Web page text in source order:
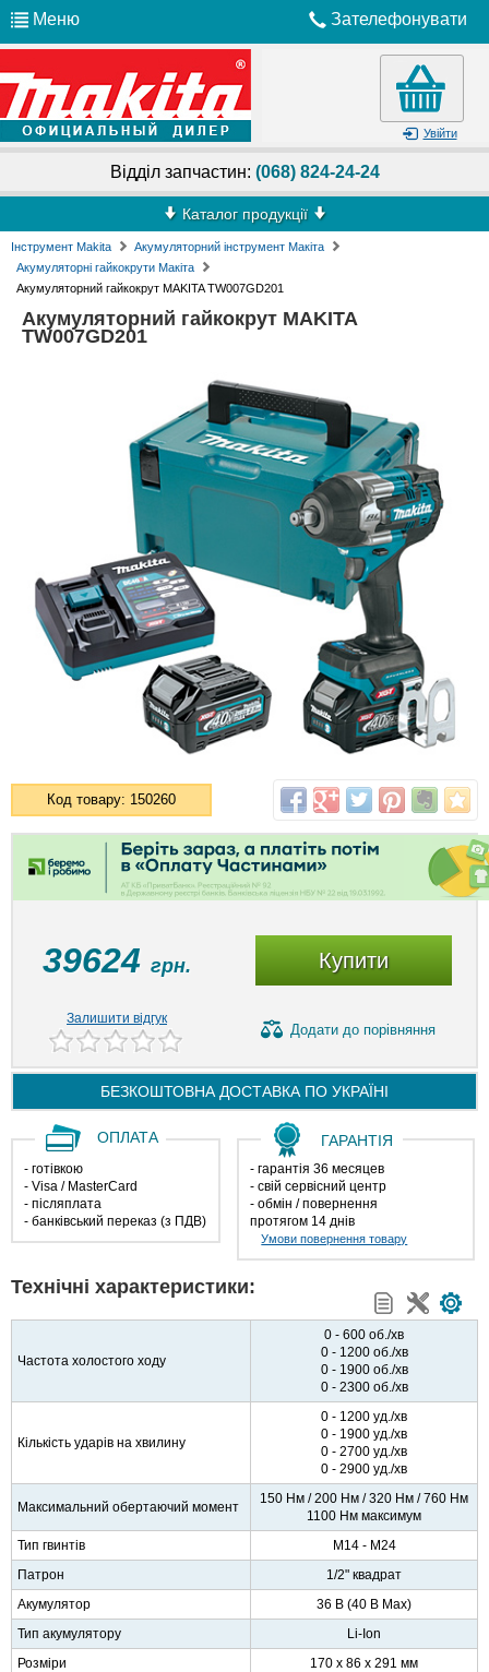
Меню Зателефонувати
Увійти
Відділ запчастин: (068) 824-24-24
Каталог продукції
Інструмент Makita
Акумуляторний інструмент Макіта
Акумуляторні гайкокрути Макіта
Акумуляторний гайкокрут MAKITA TW007GD201
Акумуляторний гайкокрут MAKITA
TW007GD201
Код товару: 150260
39624 грн. Купити
Залишити відгук
Додати до порівняння
БЕЗКОШТОВНА ДОСТАВКА ПО УКРАЇНІ
ОПЛАТА
- готівкою
- Visa / MasterCard
- післяплата
- банківський переказ (з ПДВ)
ГАРАНТІЯ
- гарантія 36 месяцев
- свій сервісний центр
- обмін / повернення
протягом 14 днів
Умови повернення товару
Технічні характеристики:
Частота холостого ходу
0 - 600 об./хв
0 - 1200 об./хв
0 - 1900 об./хв
0 - 2300 об./хв
Кількість ударів на хвилину
0 - 1200 уд./хв
0 - 1900 уд./хв
0 - 2700 уд./хв
0 - 2900 уд./хв
Максимальний обертаючий момент
150 Нм / 200 Нм / 320 Нм / 760 Нм
1100 Нм максимум
Тип гвинтів
M14 - M24
Патрон
1/2" квадрат
Акумулятор
36 В (40 В Max)
Тип акумулятору
Li-Ion
Розміри
170 x 86 x 291 мм